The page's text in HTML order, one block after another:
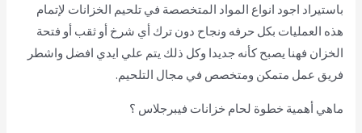
باستيراد اجود انواع المواد المتخصصة في تلحيم الخزانات لإتمام
هذه العمليات بكل حرفه ونجاح دون ترك أي شرخ أو ثقب أو فتحة
الخزان فهنا يصبح كأنه جديدا وكل ذلك يتم علي ايدي افضل واشطر
فريق عمل متمكن ومتخصص في مجال التلحيم.
ماهي أهمية خطوة لحام خزانات فيبرجلاس ؟